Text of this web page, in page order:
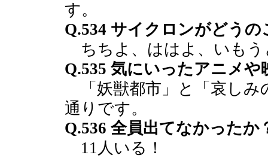
す。
Q.534 サイクロンがどう
ちちよ、ははよ、いもう
Q.535 気にいったアニメ
「妖獣都市」と「哀しみ
通りです。
Q.536 全員出てなかったか
11人いる！